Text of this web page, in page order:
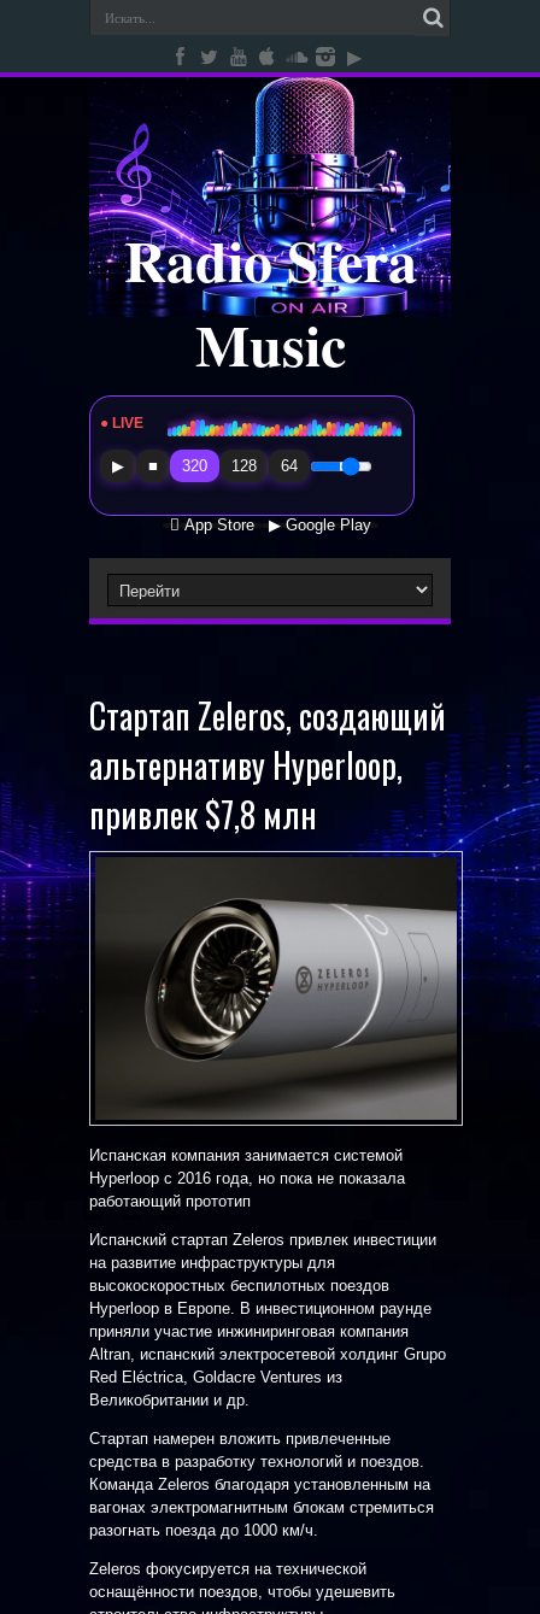
Radio Sfera
Music
● LIVE Radio Sfera Music
▶ ■ 320 128 64
 App Store ▶ Google Play
Стартап Zeleros, создающий
альтернативу Hyperloop,
привлек $7,8 млн
Испанская компания занимается системой
Hyperloop с 2016 года, но пока не показала
работающий прототип
Испанский стартап Zeleros привлек инвестиции
на развитие инфраструктуры для
высокоскоростных беспилотных поездов
Hyperloop в Европе. В инвестиционном раунде
приняли участие инжиниринговая компания
Altran, испанский электросетевой холдинг Grupo
Red Eléctrica, Goldacre Ventures из
Великобритании и др.
Стартап намерен вложить привлеченные
средства в разработку технологий и поездов.
Команда Zeleros благодаря установленным на
вагонах электромагнитным блокам стремиться
разогнать поезда до 1000 км/ч.
Zeleros фокусируется на технической
оснащённости поездов, чтобы удешевить